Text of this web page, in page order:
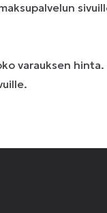
varauksen